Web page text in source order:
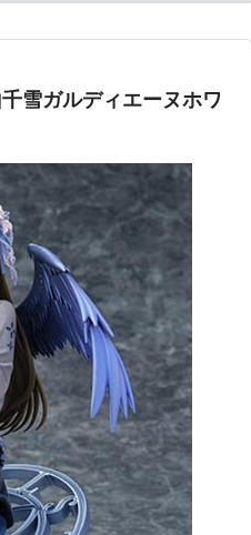
Junichi
度にわたるメンバーチェン
ーロックサウンドを軸に活
雪ガルディエーヌホワ